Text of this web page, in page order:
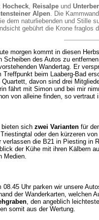
Hocheck, Reisalpe und
Alpen. Die
dem naturliebenden und Stille
gebührt die Krone fraglos
morgen kommt in diesen
Scheiben des Autos zu
Wandertag. Er
Treffpunkt beim Laaberg-Bad
Quartett, davon sind drei
fährt mit Simon und bei mir
von alleine finden, so vertraut
bieten sich zwei Varianten für
oder den kürzeren von
verlassen die B21 in Piesting in
der Kühe mit ihren Kälbern
Medien.
08.45 Uhr parken wir unsere
der Wanderkarten, welchen
, den angeblich
somit aus der Wertung.